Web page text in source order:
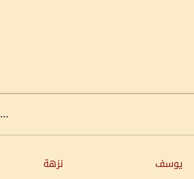
...
يوسف نزهة